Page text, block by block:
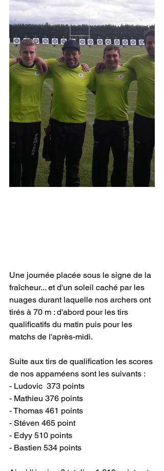
Une journée placée sous le signe de la
fraîcheur... et d'un soleil caché par les
nuages durant laquelle nos archers ont
tirés à 70 m : d'abord pour les tirs
qualificatifs du matin puis pour les
matchs de l'après-midi.
Suite aux tirs de qualification les scores
de nos appaméens sont les suivants :
- Ludovic  373 points
- Mathieu 376 points
- Thomas 461 points
- Stéven 465 point
- Edyy 510 points
- Bastien 534 points